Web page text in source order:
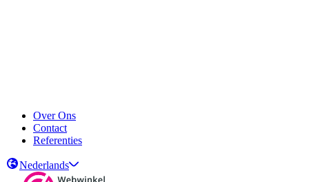
Over Ons
Contact
Referenties
Nederlands